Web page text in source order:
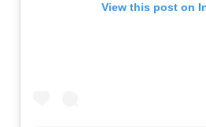
View this post on